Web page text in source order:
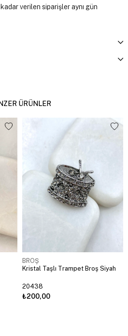
verilen siparişler aynı gün
ÜRÜNLER
BROŞ
Kristal Taşlı Trampet Broş Siyah
20438
₺200,00